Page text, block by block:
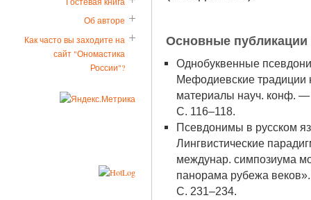
Основные публикации
Однобуквенные
Мефодиевские традиции
материалы науч. конф.
С. 116–118.
Псевдонимы в русском
Лингвистические
междунар. симпозиума
панорама рубежа
С. 231–234.
Об авторе
Как часто вы заходите на
сайт "Ономастика
России"?